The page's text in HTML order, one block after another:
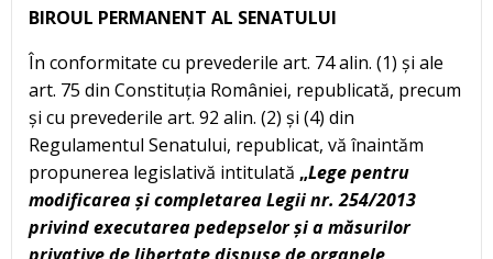
BIROUL PERMANENT AL SENATULUI
În conformitate cu prevederile art. 74 alin. (1) și ale
art. 75 din Constituția României, republicată, precum
și cu prevederile art. 92 alin. (2) și (4) din
Regulamentul Senatului, republicat, vă înaintăm
propunerea legislativă intitulată „Lege pentru
modificarea și completarea Legii nr. 254/2013
privind executarea pedepselor și a măsurilor